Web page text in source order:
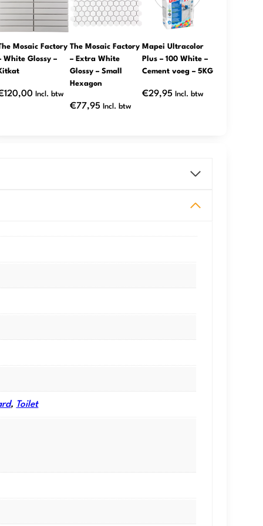
Mosaic Factory
White Glossy –
120,00 Incl. btw
The Mosaic Factory
– Extra White
Glossy – Small
Hexagon
€77,95 Incl. btw
Mapei Ultracolor
Plus – 100 White –
Cement voeg – 5KG
€29,95 Incl. btw
, Toilet